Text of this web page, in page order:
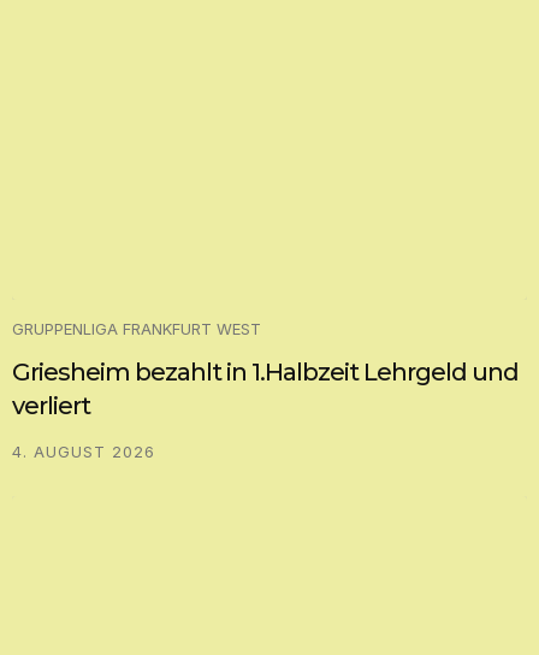
GRUPPENLIGA FRANKFURT WEST
Griesheim bezahlt in 1.Halbzeit Lehrgeld und
verliert
4. AUGUST 2026